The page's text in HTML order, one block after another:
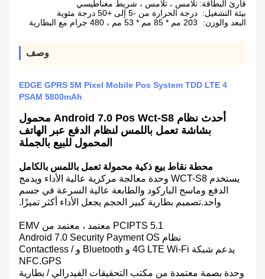
قارئ البطاقة: تلامس ، تلامس ، شريط مغناطيسي
بيئة التشغيل: درجة الحرارة من -5 إلى +50 درجة مئوية
البعد والوزن:
203 مم * 85 مم * 53 مم ، 480 جرام مع البطارية
وصف
EDGE GPRS 5M Pixel Mobile Pos System TDD LTE 4
PSAM 5800mAh
أحدث نظام Android 7.0 Pos Wct-S8 محمول
بشاشة تعمل باللمس لنظام الدفع عبر الهاتف
المحمول للبيع بالجملة
محطة نقاط بيع ذكية محمولة تعمل باللمس بالكامل
يستخدم WCT-S8 وحدة معالجة مركزية عالية الأداء ويدمج
الدفع وماسح الباركود والطابعة عالية السرعة في جسم
واحد.تصميم بطارية كبير الحجم يجعل الأداء أكثر تميزًا.
PCIPTS 5.1 معتمد ، معتمد من EMV
نظام Android 7.0 Security Payment OS
يدعم شبكة 4G LTE Wi-Fi و Bluetooth و Contactless /
NFC.GPS
وحدة بصمة معتمدة من مكتب التحقيقات الفيدرالي / بطارية